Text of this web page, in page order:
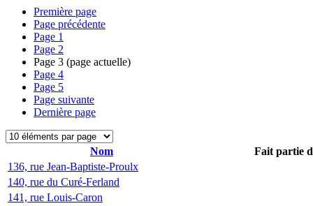
Première page
Page précédente
Page 1
Page 2
Page 3 (page actuelle)
Page 4
Page 5
Page suivante
Dernière page
Nom
Fait partie
136, rue Jean-Baptiste-Proulx
140, rue du Curé-Ferland
141, rue Louis-Caron